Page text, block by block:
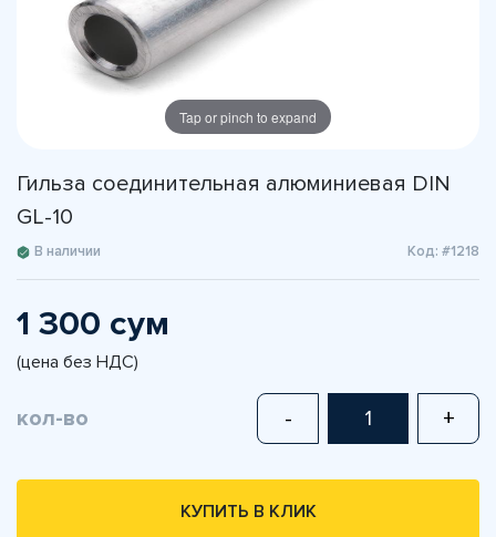
Tap or pinch to expand
Гильза соединительная алюминиевая DIN
GL-10
В наличии Код: #1218
1 300 сум
(цена без НДС)
кол-во - +
КУПИТЬ В КЛИК